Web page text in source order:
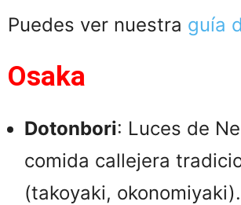
Puedes ver nuestra guía
Osaka
Dotonbori: Luces de
comida callejera
(takoyaki, okonomiyaki).